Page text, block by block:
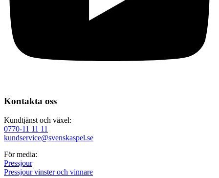
Kontakta oss
Kundtjänst och växel:
0770-11 11 11
kundservice@svenskaspel.se
För media:
Pressjour
Pressjour vinster och vinnare